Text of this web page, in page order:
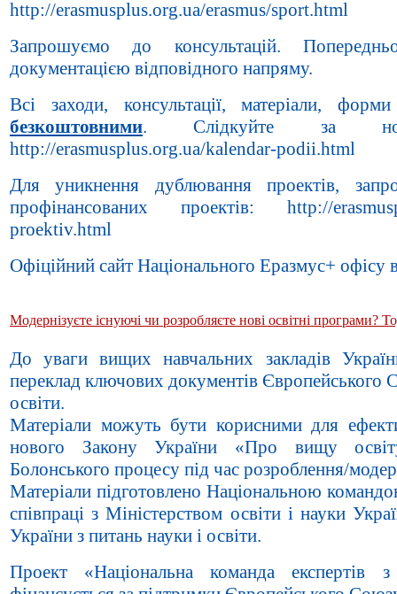
http://erasmusplus.org.ua/erasmus/sport.html
Запрошуємо до консультацій.
документацією відповідного напряму.
Всі заходи, консультації, матеріали,
безкоштовними. Слідкуйте за
http://erasmusplus.org.ua/kalendar-podii.html
Для уникнення дублювання проектів,
профінансованих проектів: http://
proektiv.html
Офіційний сайт Національного Еразмус+ офісу
Модернізуєте існуючі чи розробляєте нові освітні програми?
До уваги вищих навчальних закладів
переклад ключових документів Європейського
освіти.
Матеріали можуть бути корисними для
нового Закону України «Про вищу
Болонського процесу під час розроблення/
Матеріали підготовлено Національною
співпраці з Міністерством освіти і науки
України з питань науки і освіти.
Проект «Національна команда експертів